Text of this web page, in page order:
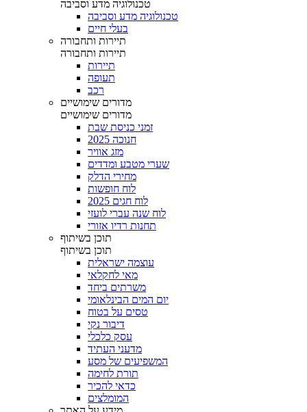
טכנולוגיה מדע וסביבה
טכנולוגיה מדע וסביבה
בעלי חיים
תיירות ותחבורה
תיירות ותחבורה
תיירות
תעופה
רכב
מדורים שימושיים
מדורים שימושיים
זמני כניסת שבת
חנוכה 2025
מזג אוויר
שערי מטבע ומדדים
מחירי הדלק
לוח חופשות
לוח חגים 2025
לוח שנה עברי לועזי
תחנות רדיו אזורי
תוכן בשיתוף
תוכן בשיתוף
עוצמה ישראלית
מאי לחקלאי
משרתים ביחד
יום המים הבינלאומי
טסים על בטוח
דיבור נקי
עסק כלכלי
מדעני העתיד
המשפיעים של מסע
תורת לחימה
כדאי להכיר
המומלצים